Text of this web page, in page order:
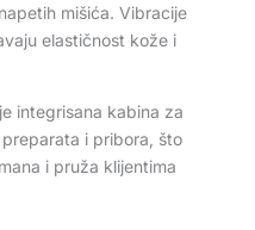
mišića. Vibracije
elastičnost kože i
integrisana kabina za
i pribora, što
i pruža klijentima